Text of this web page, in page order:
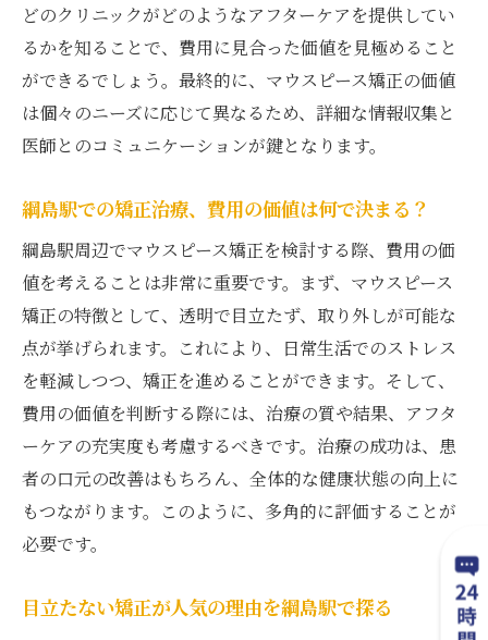
どのクリニックがどのようなアフターケアを提供してい
るかを知ることで、費用に見合った価値を見極めること
ができるでしょう。最終的に、マウスピース矯正の価値
は個々のニーズに応じて異なるため、詳細な情報収集と
医師とのコミュニケーションが鍵となります。
綱島駅での矯正治療、費用の価値は何で決まる？
綱島駅周辺でマウスピース矯正を検討する際、費用の価
値を考えることは非常に重要です。まず、マウスピース
矯正の特徴として、透明で目立たず、取り外しが可能な
点が挙げられます。これにより、日常生活でのストレス
を軽減しつつ、矯正を進めることができます。そして、
費用の価値を判断する際には、治療の質や結果、アフタ
ーケアの充実度も考慮するべきです。治療の成功は、患
者の口元の改善はもちろん、全体的な健康状態の向上に
もつながります。このように、多角的に評価することが
必要です。
目立たない矯正が人気の理由を綱島駅で探る